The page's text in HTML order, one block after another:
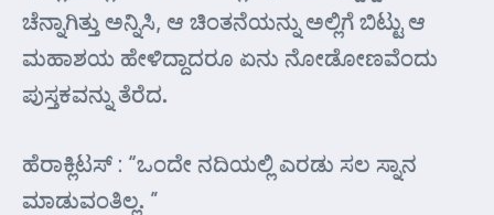
ಚೆನ್ನಾಗಿತ್ತು ಅನ್ನಿಸಿ, ಆ ಚಿಂತನೆಯನ್ನು ಅಲ್ಲಿಗೆ ಬಿಟ್ಟು ಆ
ಮಹಾಶಯ ಹೇಳಿದ್ದಾದರೂ ಏನು ನೋಡೋಣವೆಂದು
ಪುಸ್ತಕವನ್ನು ತೆರೆದ.
ಹೆರಾಕ್ಲಿಟಸ್ : “ಒಂದೇ ನದಿಯಲ್ಲಿ ಎರಡು ಸಲ ಸ್ನಾನ
ಮಾಡುವಂತಿಲ್ಲ. ”